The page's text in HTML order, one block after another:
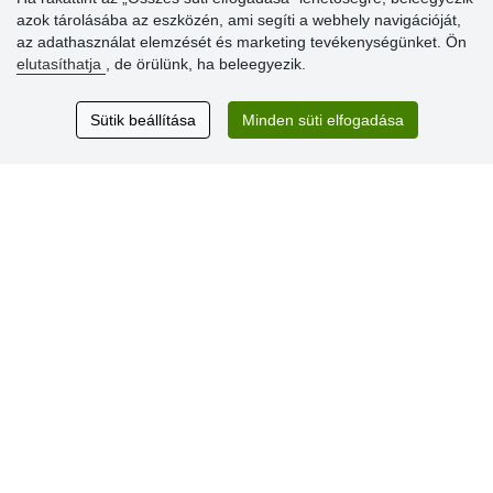
» Súgó
Vásárlók
értékelése
azok tárolásába az eszközén, ami segíti a webhely navigációját,
az adathasználat elemzését és marketing tevékenységünket. Ön
elutasíthatja
, de örülünk, ha beleegyezik.
Sütik beállítása Minden süti elfogadása